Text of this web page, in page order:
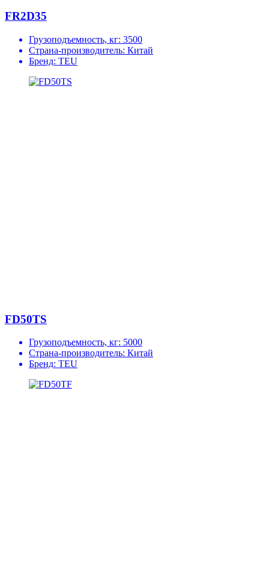
FR2D35
Грузоподъемность, кг: 3500
Страна-производитель: Китай
Бренд: TEU
FD50TS
Грузоподъемность, кг: 5000
Страна-производитель: Китай
Бренд: TEU